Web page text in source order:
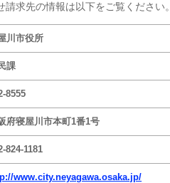
求先の情報は以下をご覧ください。
川市役所
課
8555
府寝屋川市本町1番1号
824-1181
www.city.neyagawa.osaka.jp/